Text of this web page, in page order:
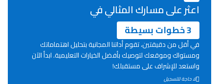
Lycée Maroc
التعليم الثانوي التأهيلي
اعثر على مسارك المثالي في
3 خطوات بسيطة
في أقل من دقيقتين، تقوم أداتنا المجانية بتحليل اهتماماتك
ومستواك وموقعك لتوصيك بأفضل الخيارات التعليمية. ابدأ الآن
واستعد للإشراف على مستقبلك!
لا حاجة للتسجيل